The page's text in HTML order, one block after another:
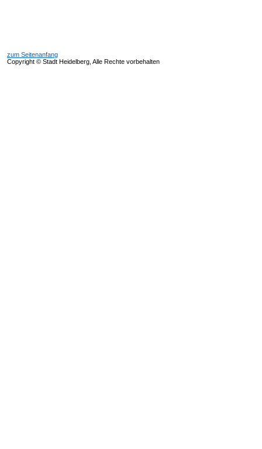
zum Seitenanfang
Copyright © Stadt Heidelberg, Alle Rechte vorbehalten